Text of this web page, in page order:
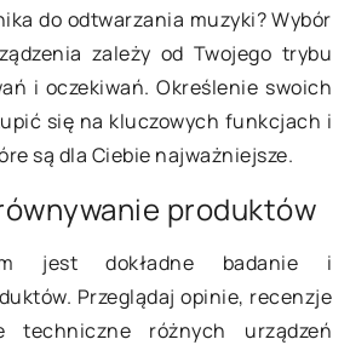
do odtwarzania muzyki? Wybór
zależy od Twojego trybu
i oczekiwań. Określenie swoich
się na kluczowych funkcjach i
są dla Ciebie najważniejsze.
produktów
jest dokładne badanie i
Przeglądaj opinie, recenzje
techniczne różnych urządzeń